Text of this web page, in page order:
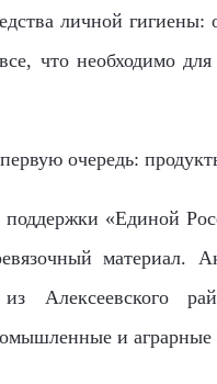
личной
что необходимо
очередь:
«Единой
материал.А
Алексеевского
и аграрные